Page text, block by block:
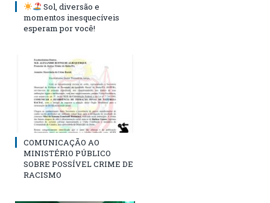
Sol, diversão e
momentos inesquecíveis
esperam por você!
COMUNICAÇÃO AO
MINISTÉRIO PÚBLICO
SOBRE POSSÍVEL CRIME DE
RACISMO